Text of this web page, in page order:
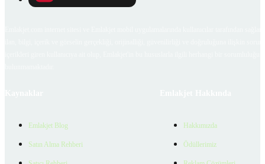
Emlakjet Blog
Satın Alma Rehberi
Hakkımızda
Ödüllerimiz